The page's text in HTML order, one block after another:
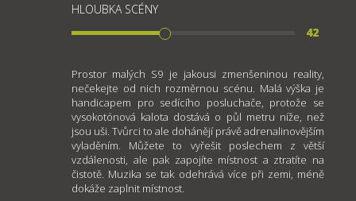
HLOUBKA SCÉNY
42
Prostor malých S9 je jakousi zmenšeninou reality,
nečekejte od nich rozměrnou scénu. Malá výška je
handicapem pro sedícího posluchače, protože se
vysokotónová kalota dostává o půl metru níže, než
jsou uši. Tvůrci to ale dohánějí právě adrenalinovějším
vyladěním. Můžete to vyřešit poslechem z větší
vzdálenosti, ale pak zapojíte místnost a ztratíte na
čistotě. Muzika se tak odehrává více při zemi, méně
dokáže zaplnit místnost.